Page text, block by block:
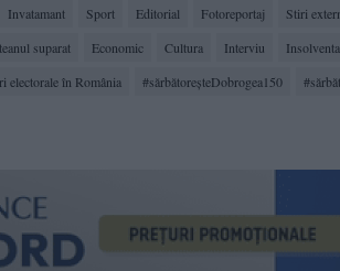
Invatamant Sport Editorial Fotoreportaj Stiri
suparat Economic Cultura Interviu
electorale în România #sărbătoreşteDobrogea150